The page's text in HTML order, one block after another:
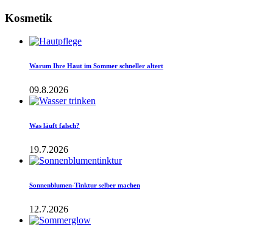
Kosmetik
Warum Ihre Haut im Sommer schneller altert
09.8.2026
Was läuft falsch?
19.7.2026
Sonnenblumen-Tinktur selber machen
12.7.2026